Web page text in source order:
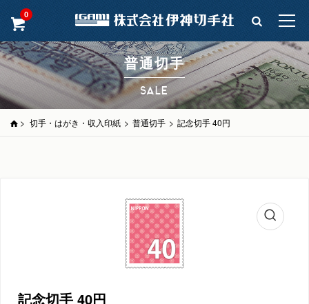
0
普通切手
SALE
> 切手・はがき・収入印紙 > 普通切手 > 記念切手 40円
記念切手 40円